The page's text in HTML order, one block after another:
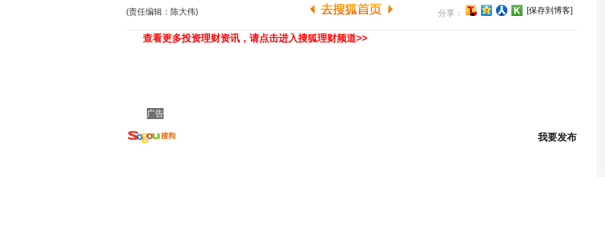
(责任编辑：陈大伟) 分享： [保存到博客]
查看更多投资理财资讯，请点击进入搜狐理财频道>>
广告
我要发布